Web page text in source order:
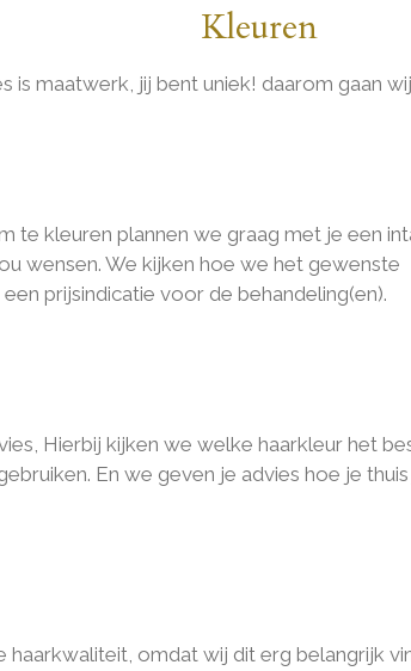
Kleuren
is maatwerk, jij bent uniek! daarom gaan
te kleuren plannen we graag met je een
wensen. We kijken hoe we het gewenste
prijsindicatie voor de behandeling(en).
Hierbij kijken we welke haarkleur het
En we geven je advies hoe je
omdat wij dit erg belangrijk